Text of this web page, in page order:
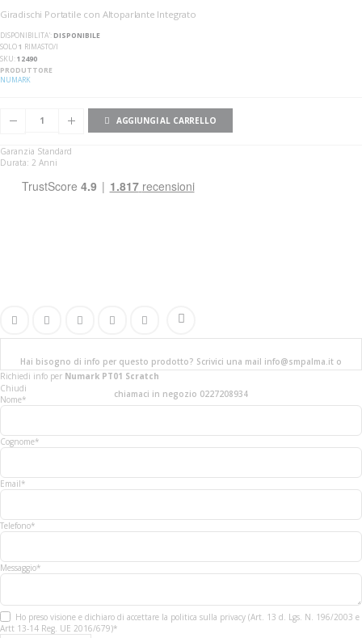
Giradischi Portatile con Altoparlante Integrato
DISPONIBILITA':DISPONIBILE
SOLO1 RIMASTO/I
SKU 12490
PRODUTTORE
NUMARK
AGGIUNGI AL CARRELLO
Garanzia Standard
Durata: 2 Anni
Hai bisogno di info per questo prodotto? Scrivici una mail info@smpalma.it o
chiamaci in negozio 0227208934
Richiedi info per Numark PT01 Scratch
Chiudi
Nome*
Cognome*
Email*
Telefono*
Messaggio*
Ho preso visione e dichiaro di accettare la politica sulla privacy (Art. 13 d. Lgs. N. 196/2003 e
Artt 13-14 Reg. UE 2016/679)*